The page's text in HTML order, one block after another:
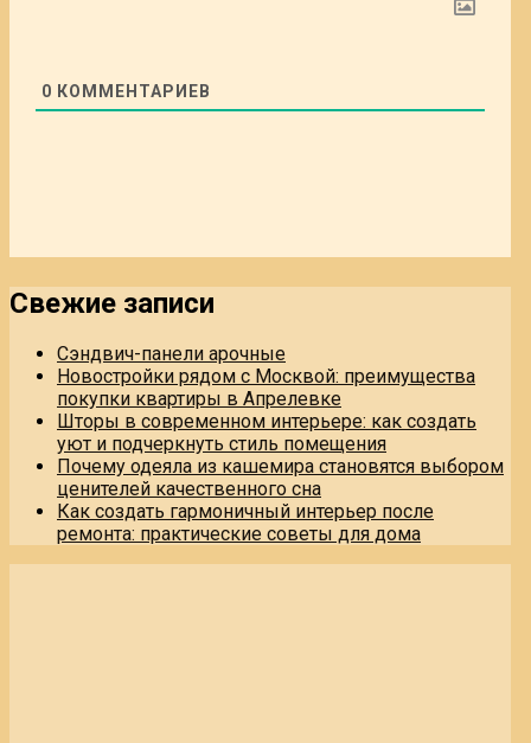
0 КОММЕНТАРИЕВ
Свежие записи
Сэндвич-панели арочные
Новостройки рядом с Москвой: преимущества
покупки квартиры в Апрелевке
Шторы в современном интерьере: как создать
уют и подчеркнуть стиль помещения
Почему одеяла из кашемира становятся выбором
ценителей качественного сна
Как создать гармоничный интерьер после
ремонта: практические советы для дома